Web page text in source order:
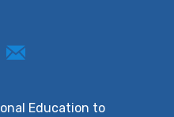
Education to